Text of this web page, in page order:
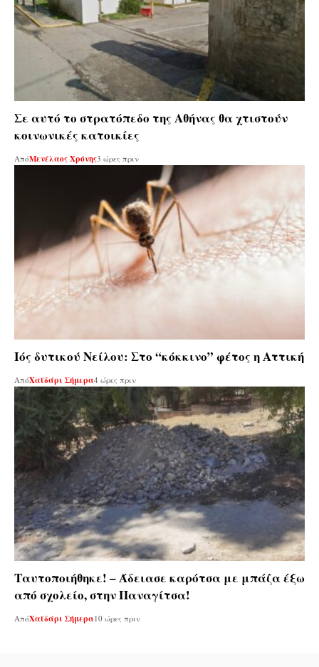
Σε αυτό το στρατόπεδο της Αθήνας θα χτιστούν
κοινωνικές κατοικίες
ΑπόΜενέλαος Χρόνης3 ώρες πριν
Ιός δυτικού Νείλου: Στο “κόκκινο” φέτος η Αττική
ΑπόΧαϊδάρι Σήμερα4 ώρες πριν
Ταυτοποιήθηκε! – Άδειασε καρότσα με μπάζα έξω
από σχολείο, στην Παναγίτσα!
ΑπόΧαϊδάρι Σήμερα10 ώρες πριν